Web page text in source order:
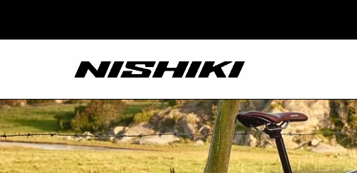
Nishiki – Xe Đạp
Nhật Bản – Since